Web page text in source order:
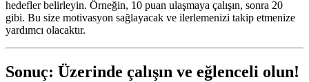
hedefler belirleyin. Örneğin, 10 puan ulaşmaya çalışın, sonra 20
gibi. Bu size motivasyon sağlayacak ve ilerlemenizi takip etmenize
yardımcı olacaktır.
Sonuç: Üzerinde çalışın ve eğlenceli olun!